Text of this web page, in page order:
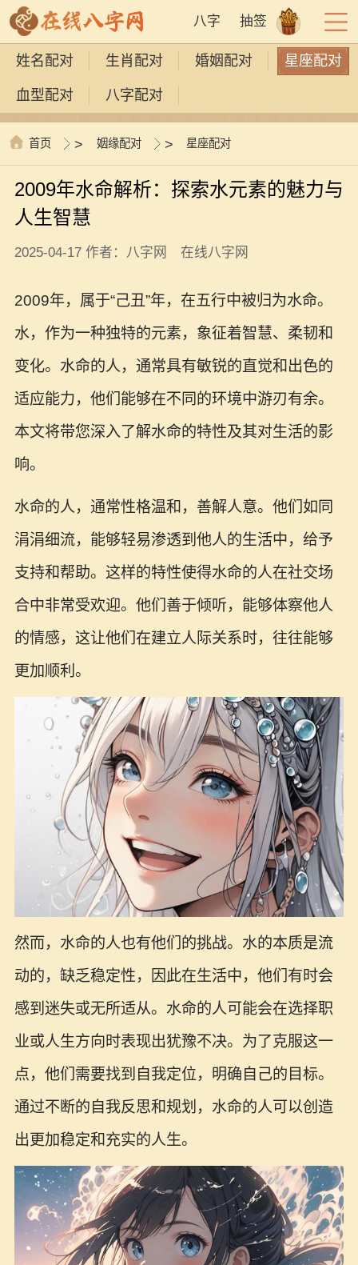
八字 抽签
姓名配对 生肖配对 婚姻配对 星座配对
血型配对 八字配对
首页 > 姻缘配对 > 星座配对
2009年水命解析：探索水元素的魅力与
人生智慧
2025-04-17 作者：八字网 在线八字网
2009年，属于“己丑”年，在五行中被归为水命。
水，作为一种独特的元素，象征着智慧、柔韧和
变化。水命的人，通常具有敏锐的直觉和出色的
适应能力，他们能够在不同的环境中游刃有余。
本文将带您深入了解水命的特性及其对生活的影
响。
水命的人，通常性格温和，善解人意。他们如同
涓涓细流，能够轻易渗透到他人的生活中，给予
支持和帮助。这样的特性使得水命的人在社交场
合中非常受欢迎。他们善于倾听，能够体察他人
的情感，这让他们在建立人际关系时，往往能够
更加顺利。
然而，水命的人也有他们的挑战。水的本质是流
动的，缺乏稳定性，因此在生活中，他们有时会
感到迷失或无所适从。水命的人可能会在选择职
业或人生方向时表现出犹豫不决。为了克服这一
点，他们需要找到自我定位，明确自己的目标。
通过不断的自我反思和规划，水命的人可以创造
出更加稳定和充实的人生。